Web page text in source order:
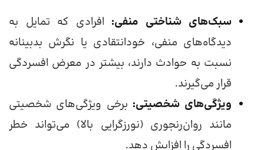
سبک‌های شناختی منفی: افرادی که تمایل به
دیدگاه‌های منفی، خودانتقادی یا نگرش بدبینانه
نسبت به حوادث دارند، بیشتر در معرض افسردگی
قرار می‌گیرند.
ویژگی‌های شخصیتی: برخی ویژگی‌های شخصیتی
مانند روان‌رنجوری (نورزگرایی بالا) می‌تواند خطر
افسردگی را افزایش دهد.